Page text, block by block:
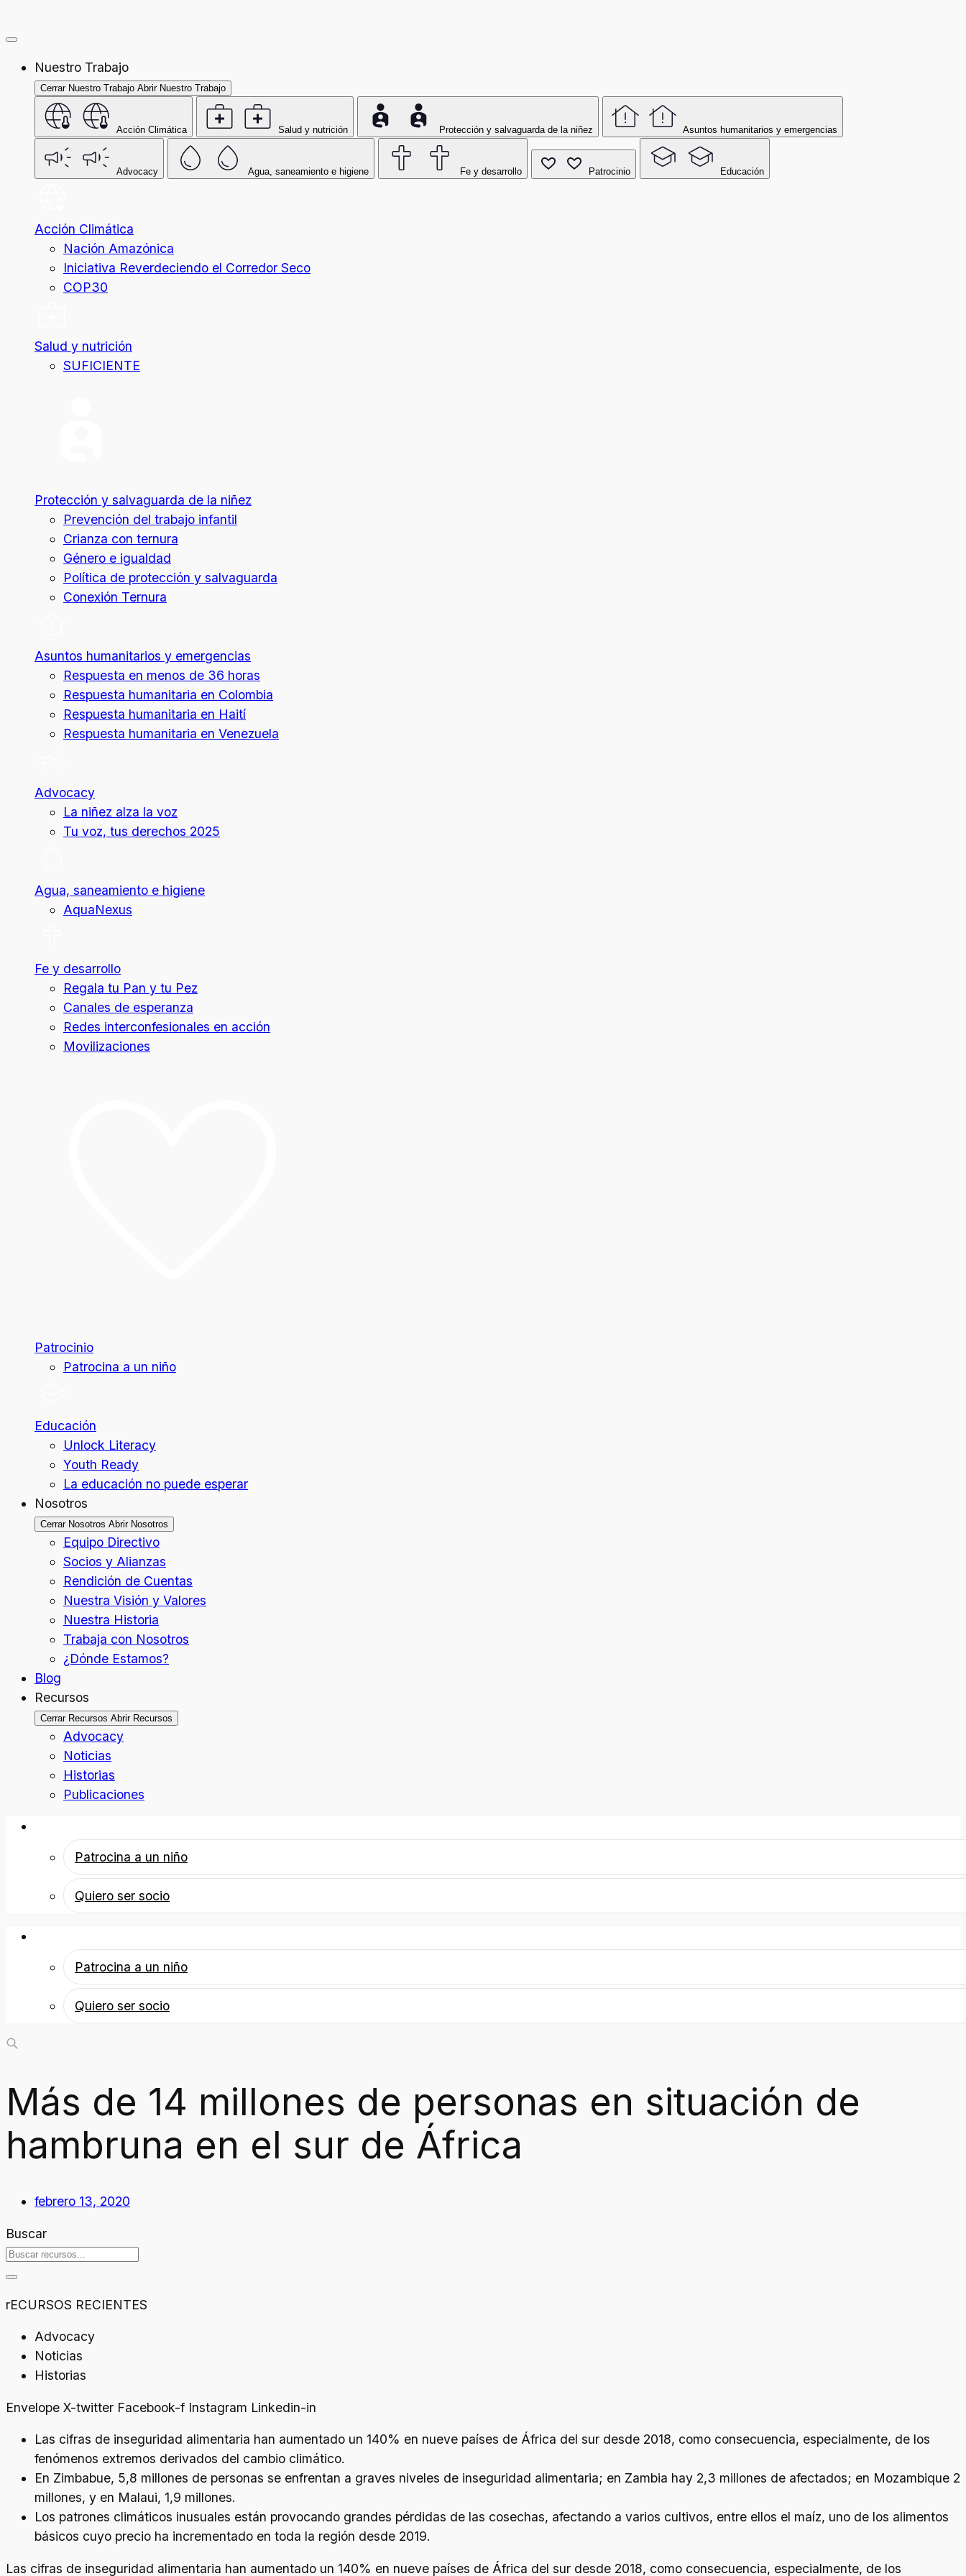
Nuestro Trabajo
Cerrar Nuestro Trabajo Abrir Nuestro Trabajo
Acción Climática Salud y nutrición Protección y salvaguarda de la niñez Asuntos humanitarios y emergencias
Advocacy Agua, saneamiento e higiene Fe y desarrollo Patrocinio Educación
Acción Climática
Nación Amazónica
Iniciativa Reverdeciendo el Corredor Seco
COP30
Salud y nutrición
SUFICIENTE
Protección y salvaguarda de la niñez
Prevención del trabajo infantil
Crianza con ternura
Género e igualdad
Política de protección y salvaguarda
Conexión Ternura
Asuntos humanitarios y emergencias
Respuesta en menos de 36 horas
Respuesta humanitaria en Colombia
Respuesta humanitaria en Haití
Respuesta humanitaria en Venezuela
Advocacy
La niñez alza la voz
Tu voz, tus derechos 2025
Agua, saneamiento e higiene
AquaNexus
Fe y desarrollo
Regala tu Pan y tu Pez
Canales de esperanza
Redes interconfesionales en acción
Movilizaciones
Patrocinio
Patrocina a un niño
Educación
Unlock Literacy
Youth Ready
La educación no puede esperar
Nosotros
Cerrar Nosotros Abrir Nosotros
Equipo Directivo
Socios y Alianzas
Rendición de Cuentas
Nuestra Visión y Valores
Nuestra Historia
Trabaja con Nosotros
¿Dónde Estamos?
Blog
Recursos
Cerrar Recursos Abrir Recursos
Advocacy
Noticias
Historias
Publicaciones
Patrocina a un niño
Quiero ser socio
Patrocina a un niño
Quiero ser socio
Más de 14 millones de personas en situación de
hambruna en el sur de África
febrero 13, 2020
Buscar
rECURSOS RECIENTES
Advocacy
Noticias
Historias
Envelope X-twitter Facebook-f Instagram Linkedin-in
Las cifras de inseguridad alimentaria han aumentado un 140% en nueve países de África del sur desde 2018, como consecuencia, especialmente, de los
fenómenos extremos derivados del cambio climático.
En Zimbabue, 5,8 millones de personas se enfrentan a graves niveles de inseguridad alimentaria; en Zambia hay 2,3 millones de afectados; en Mozambique 2
millones, y en Malaui, 1,9 millones.
Los patrones climáticos inusuales están provocando grandes pérdidas de las cosechas, afectando a varios cultivos, entre ellos el maíz, uno de los alimentos
básicos cuyo precio ha incrementado en toda la región desde 2019.
Las cifras de inseguridad alimentaria han aumentado un 140% en nueve países de África del sur desde 2018, como consecuencia, especialmente, de los